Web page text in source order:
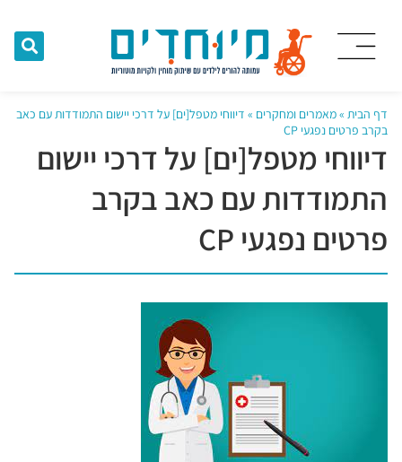
דף הבית »מאמרים ומחקרים » דיווחי מטפל[ים] על דרכי יישום התמודדות עם כאב
בקרב פרטים נפגעי CP
דיווחי מטפל[ים] על דרכי יישום
התמודדות עם כאב בקרב
פרטים נפגעי CP